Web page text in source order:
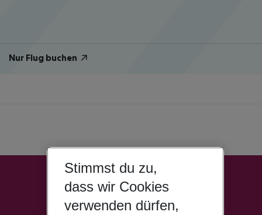
Nur Flug buchen
Stimmst du zu,
dass wir Cookies
verwenden dürfen,